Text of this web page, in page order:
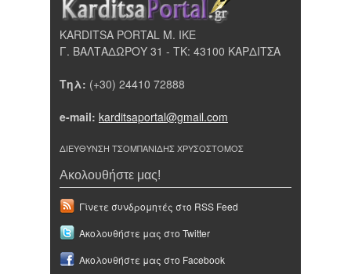
KARDITSA PORTAL Μ. ΙΚΕ
Γ. ΒΑΛΤΑΔΩΡΟΥ 31 - ΤΚ: 43100 ΚΑΡΔΙΤΣΑ
Τηλ: (+30) 24410 72888
e-mail: karditsaportal@gmail.com
ΔΙΕΥΘΥΝΣΗ ΤΣΟΜΠΑΝΙΔΗΣ ΧΡΥΣΟΣΤΟΜΟΣ
Ακολουθήστε μας!
Γίνετε συνδρομητές στο RSS Feed
Ακολουθήστε μας στο Twitter
Ακολουθήστε μας στο Facebook